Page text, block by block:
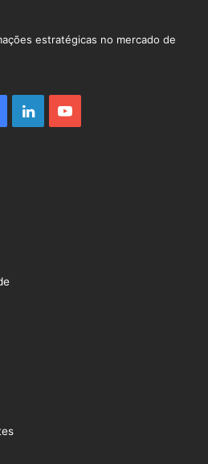
estratégicas no mercado de
LinkedinYouTube